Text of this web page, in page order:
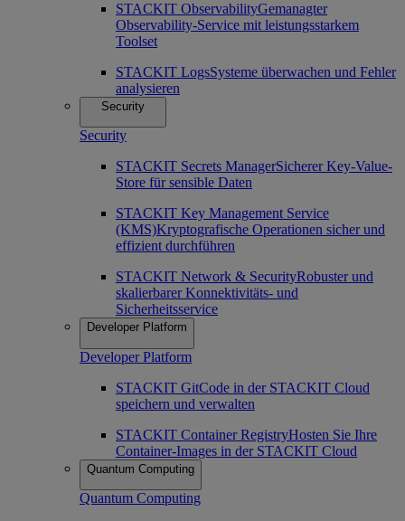
STACKIT ObservabilityGemanagter
Observability-Service mit leistungsstarkem
Toolset
STACKIT LogsSysteme überwachen und Fehler
analysieren
Security
Security
STACKIT Secrets ManagerSicherer Key-Value-
Store für sensible Daten
STACKIT Key Management Service
(KMS)Kryptografische Operationen sicher und
effizient durchführen
STACKIT Network & SecurityRobuster und
skalierbarer Konnektivitäts- und
Sicherheitsservice
Developer Platform
Developer Platform
STACKIT GitCode in der STACKIT Cloud
speichern und verwalten
STACKIT Container RegistryHosten Sie Ihre
Container-Images in der STACKIT Cloud
Quantum Computing
Quantum Computing